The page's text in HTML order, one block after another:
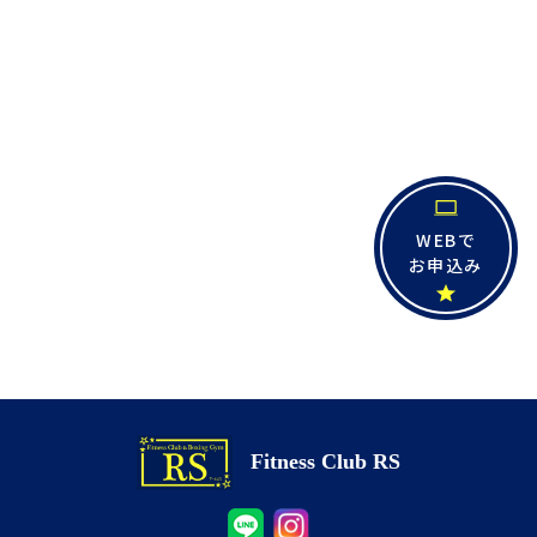
WEBで
お申込み
Fitness Club RS